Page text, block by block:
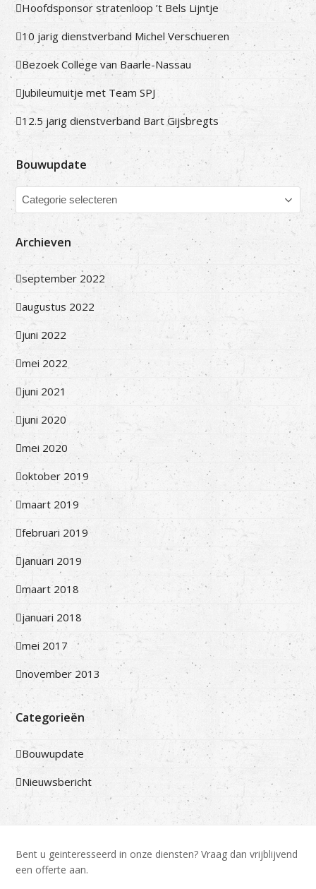
Hoofdsponsor stratenloop ’t Bels Lijntje
10 jarig dienstverband Michel Verschueren
Bezoek College van Baarle-Nassau
Jubileumuitje met Team SPJ
12.5 jarig dienstverband Bart Gijsbregts
Bouwupdate
Bouwupdate
Archieven
september 2022
augustus 2022
juni 2022
mei 2022
juni 2021
juni 2020
mei 2020
oktober 2019
maart 2019
februari 2019
januari 2019
maart 2018
januari 2018
mei 2017
november 2013
Categorieën
Bouwupdate
Nieuwsbericht
Bent u geinteresseerd in onze diensten? Vraag dan vrijblijvend
een offerte aan.